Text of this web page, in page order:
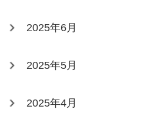
2025年6月
2025年5月
2025年4月